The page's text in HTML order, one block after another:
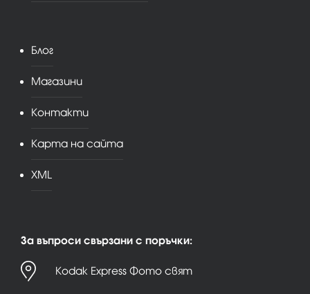
Блог
Магазини
Контакти
Карта на сайта
XML
За въпроси свързани с поръчки:
Kodak Express Фото свят